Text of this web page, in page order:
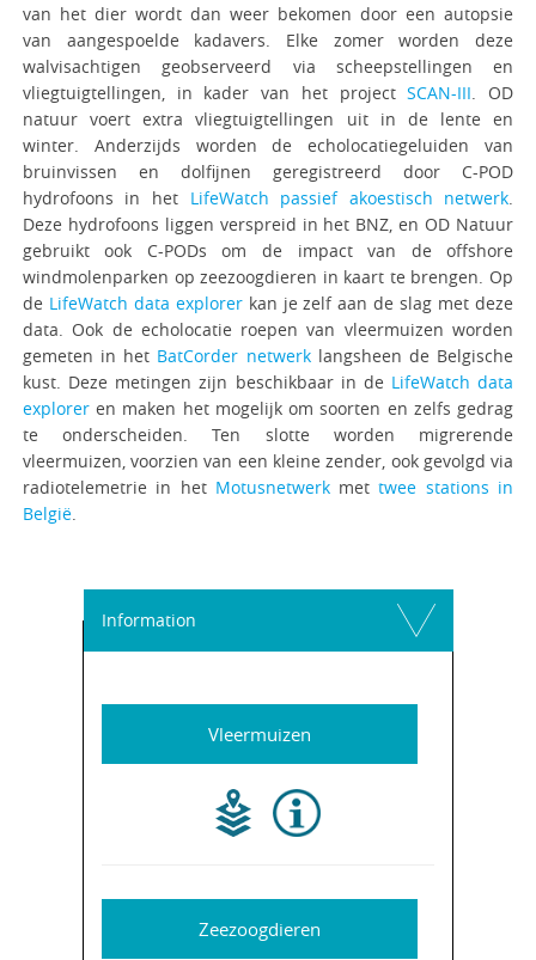
van het dier wordt dan weer bekomen door een autopsie
van aangespoelde kadavers. Elke zomer worden deze
walvisachtigen geobserveerd via scheepstellingen en
vliegtuigtellingen, in kader van het projectSCAN-III. OD
natuur voert extra vliegtuigtellingen uit in de lente en
winter. Anderzijds worden de echolocatiegeluiden van
bruinvissen en dolfijnen geregistreerd door C-POD
hydrofoons in het LifeWatch passief akoestisch netwerk.
Deze hydrofoons liggen verspreid in het BNZ, en OD Natuur
gebruikt ook C-PODs om de impact van de offshore
windmolenparken op zeezoogdieren in kaart te brengen. Op
de LifeWatch data explorerkan je zelf aan de slag met deze
data. Ook de echolocatie roepen van vleermuizen worden
gemeten in het BatCorder netwerklangsheen de Belgische
kust. Deze metingen zijn beschikbaar in de LifeWatch data
exploreren maken het mogelijk om soorten en zelfs gedrag
te onderscheiden. Ten slotte worden migrerende
vleermuizen, voorzien van een kleine zender, ook gevolgd via
radiotelemetrie in het Motusnetwerkmettwee stations in
België.
Information
Vleermuizen
Zeezoogdieren